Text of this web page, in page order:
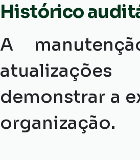
Histórico
A
demonstrar a
organização.